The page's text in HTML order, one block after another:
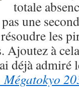
totale
une
les
Ajoutez à
déjà admiré